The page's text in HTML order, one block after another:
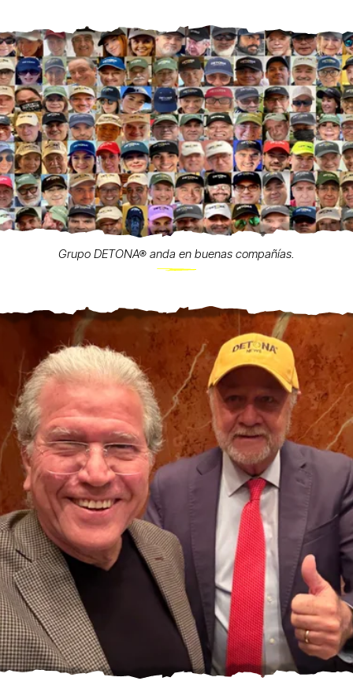
Grupo DETONA® anda en buenas compañías.